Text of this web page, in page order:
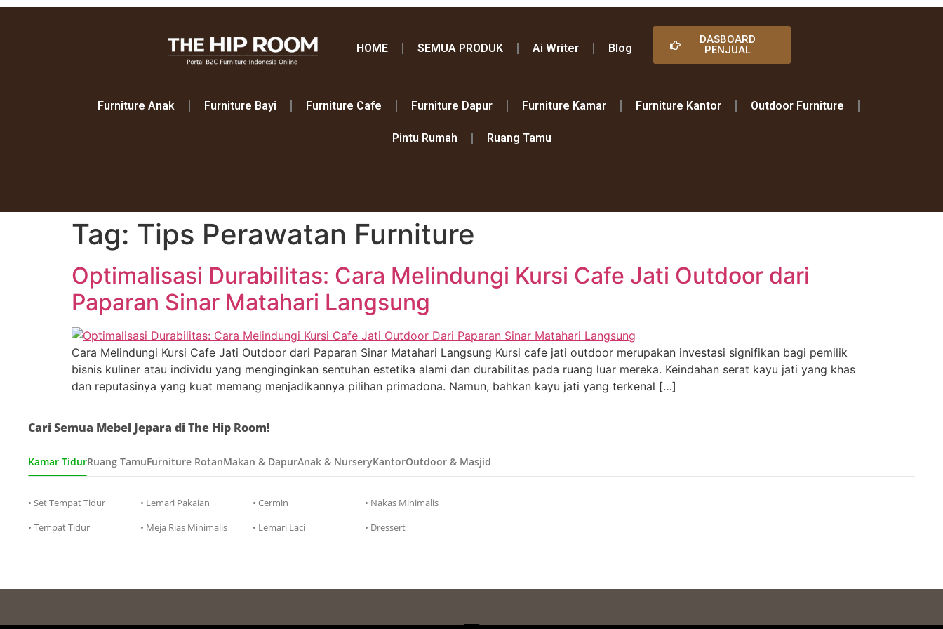
HOME SEMUA PRODUK Ai Writer Blog
DASBOARD
PENJUAL
Furniture Anak Furniture Bayi Furniture Cafe Furniture Dapur Furniture Kamar Furniture Kantor Outdoor Furniture
Pintu Rumah Ruang Tamu
Tag: Tips Perawatan Furniture
Optimalisasi Durabilitas: Cara Melindungi Kursi Cafe Jati Outdoor dari
Paparan Sinar Matahari Langsung
Cara Melindungi Kursi Cafe Jati Outdoor dari Paparan Sinar Matahari Langsung Kursi cafe jati outdoor merupakan investasi signifikan bagi pemilik
bisnis kuliner atau individu yang menginginkan sentuhan estetika alami dan durabilitas pada ruang luar mereka. Keindahan serat kayu jati yang khas
dan reputasinya yang kuat memang menjadikannya pilihan primadona. Namun, bahkan kayu jati yang terkenal […]
Cari Semua Mebel Jepara di The Hip Room!
Kamar TidurRuang TamuFurniture RotanMakan & DapurAnak & NurseryKantorOutdoor & Masjid
• Set Tempat Tidur
• Tempat Tidur
• Lemari Pakaian
• Meja Rias Minimalis
• Cermin
• Lemari Laci
• Nakas Minimalis
• Dressert